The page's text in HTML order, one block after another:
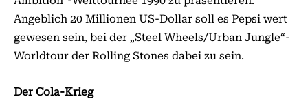
Angeblich 20 Millionen US-Dollar soll es Pepsi wert
gewesen sein, bei der „Steel Wheels/Urban Jungle“-
Worldtour der Rolling Stones dabei zu sein.
Der Cola-Krieg